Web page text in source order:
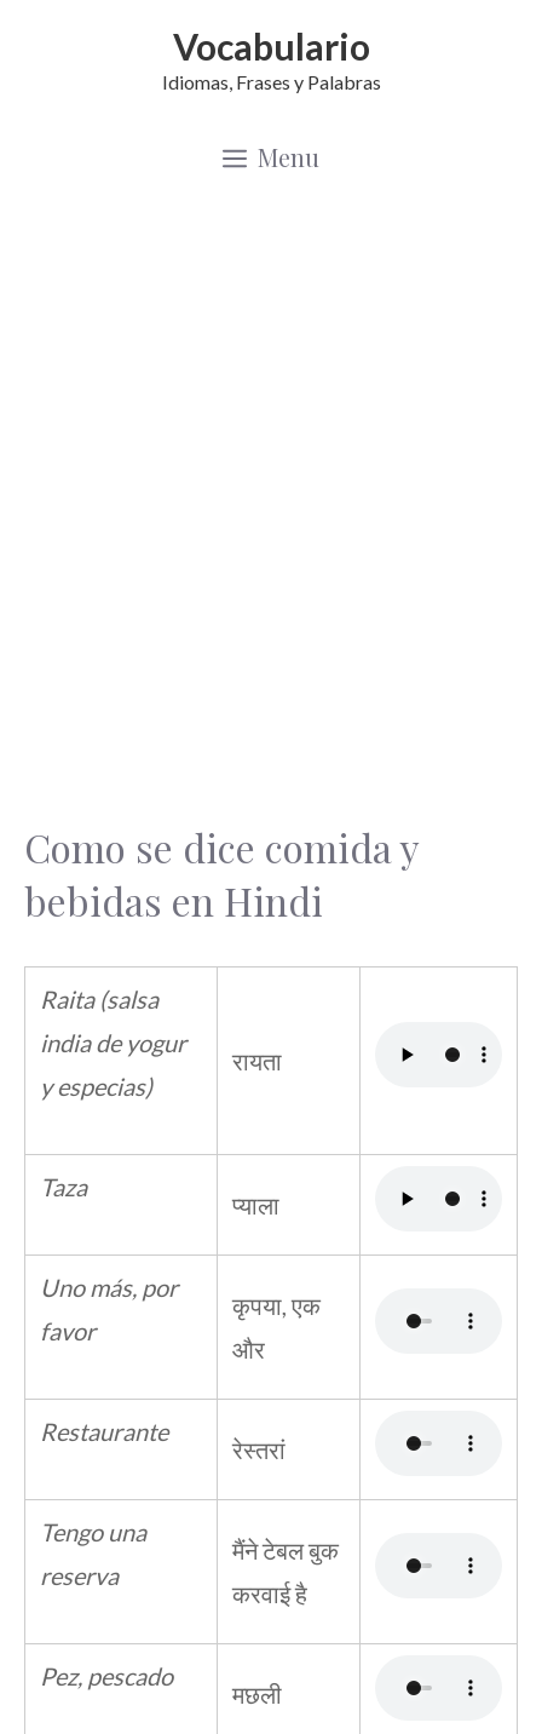
Vocabulario
Idiomas, Frases y Palabras
Menu
Como se dice comida y
bebidas en Hindi
Raita (salsa
india de yogur
y especias)
रायता
Taza
प्याला
Uno más, por
favor
कृपया, एक
और
Restaurante
रेस्तरां
Tengo una
reserva
मैंने टेबल बुक
करवाई है
Pez, pescado
मछली